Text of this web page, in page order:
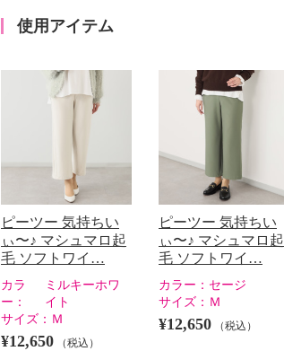
使用アイテム
ピーツー 気持ちい
ぃ〜♪ マシュマロ起
毛 ソフトワイ…
カラ
ー：
ミルキーホワ
イト
サイズ： Ｍ
¥12,650 （税込）
ピーツー 気持ちい
ぃ〜♪ マシュマロ起
毛 ソフトワイ…
カラー： セージ
サイズ： Ｍ
¥12,650 （税込）